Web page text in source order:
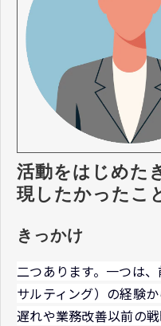
活動をはじめた
現したかったこ
きっかけ
二つあります。一つは
サルティング）の経験
遅れや業務改善以前の